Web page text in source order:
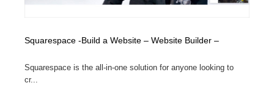
Squarespace -Build a Website – Website Builder –
Squarespace is the all-in-one solution for anyone looking to
cr...